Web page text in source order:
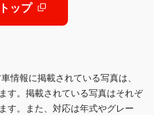
ップ
情報に掲載されている写真は、
す。掲載されている写真はそれぞ
す。また、対応は年式やグレー